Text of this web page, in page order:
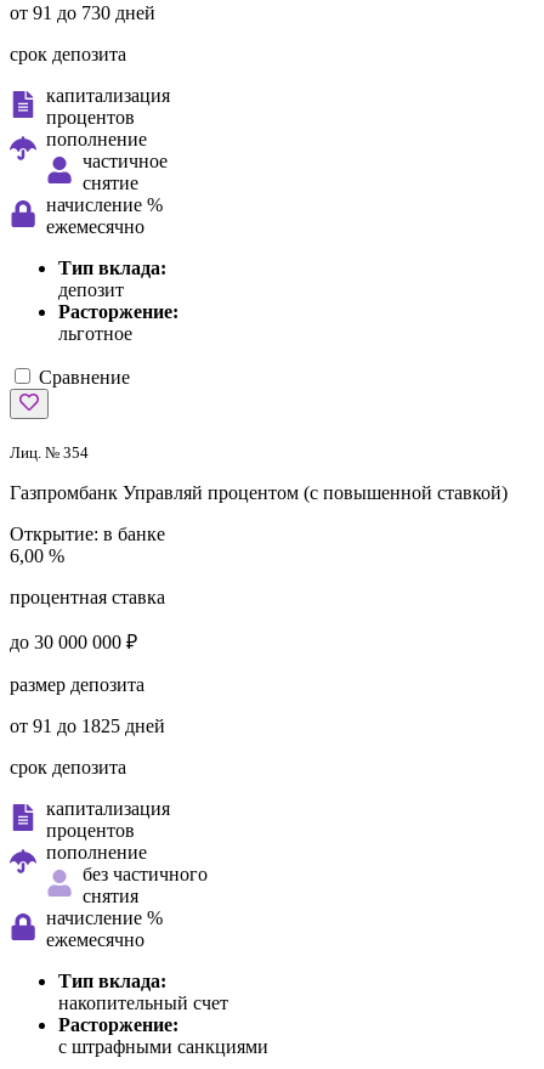
от 91 до 730 дней
срок депозита
капитализация
процентов
пополнение
частичное
снятие
начисление %
ежемесячно
Тип вклада:
депозит
Расторжение:
льготное
Сравнение
Лиц. № 354
Газпромбанк Управляй процентом (с повышенной ставкой)
Открытие: в банке
6,00 %
процентная ставка
до 30 000 000 ₽
размер депозита
от 91 до 1825 дней
срок депозита
капитализация
процентов
пополнение
без частичного
снятия
начисление %
ежемесячно
Тип вклада:
накопительный счет
Расторжение:
с штрафными санкциями